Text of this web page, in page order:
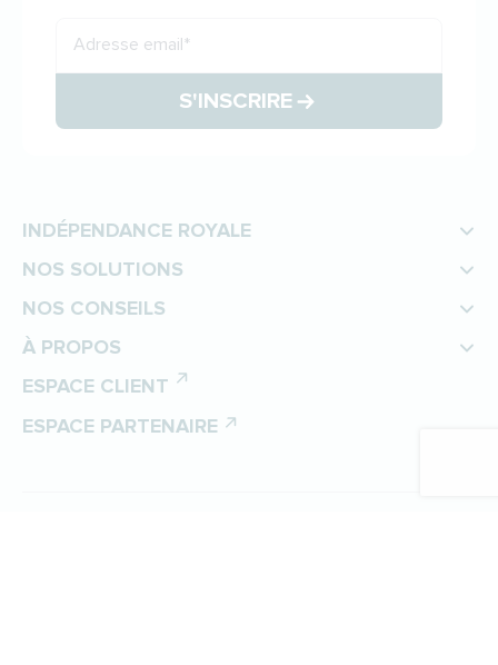
Adresse email*
S'INSCRIRE
INDÉPENDANCE ROYALE
NOS SOLUTIONS
NOS CONSEILS
À PROPOS
ESPACE CLIENT
ESPACE PARTENAIRE